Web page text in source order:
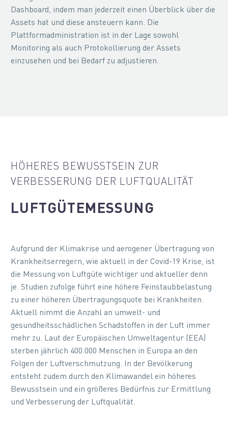
Dashboard, indem man jederzeit einen Überblick über die
Assets hat und diese ansteuern kann. Die
Plattformadministration ist in der Lage sowohl
Monitoring als auch Protokollierung der Assets
einzusehen und bei Bedarf zu adjustieren.
HÖHERES BEWUSSTSEIN ZUR
VERBESSERUNG DER LUFTQUALITÄT
LUFTGÜTEMESSUNG
Aufgrund der Klimakrise und aerogener Übertragung von
Krankheitserregern, wie aktuell in der Covid-19 Krise, ist
die Messung von Luftgüte wichtiger und aktueller denn
je. Studien zufolge führt eine höhere Feinstaubbelastung
zu einer höheren Übertragungsquote bei Krankheiten.
Aktuell nimmt die Anzahl an umwelt- und
gesundheitsschädlichen Schadstoffen in der Luft immer
mehr zu. Laut der Europäischen Umweltagentur (EEA)
sterben jährlich 400.000 Menschen in Europa an den
Folgen der Luftverschmutzung. In der Bevölkerung
entsteht zudem durch den Klimawandel ein höheres
Bewusstsein und ein größeres Bedürfnis zur Ermittlung
und Verbesserung der Luftqualität.